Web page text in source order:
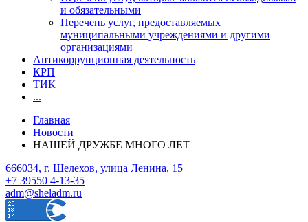
и обязательными
Перечень услуг, предоставляемых
муниципальными учреждениями и другими
организациями
Антикоррупционная деятельность
КРП
ТИК
...
Главная
Новости
НАШЕЙ ДРУЖБЕ МНОГО ЛЕТ
666034, г. Шелехов, улица Ленина, 15
+7 39550 4-13-35
adm@sheladm.ru